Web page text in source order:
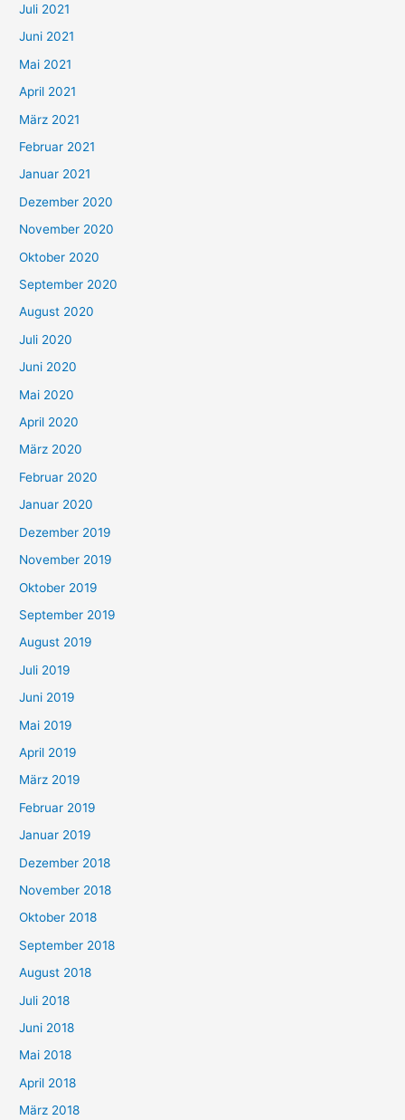
a
c
h
:
Juli 2021
Juni 2021
Mai 2021
April 2021
März 2021
Februar 2021
Januar 2021
Dezember 2020
November 2020
Oktober 2020
September 2020
August 2020
Juli 2020
Juni 2020
Mai 2020
April 2020
März 2020
Februar 2020
Januar 2020
Dezember 2019
November 2019
Oktober 2019
September 2019
August 2019
Juli 2019
Juni 2019
Mai 2019
April 2019
März 2019
Februar 2019
Januar 2019
Dezember 2018
November 2018
Oktober 2018
September 2018
August 2018
Juli 2018
Juni 2018
Mai 2018
April 2018
März 2018